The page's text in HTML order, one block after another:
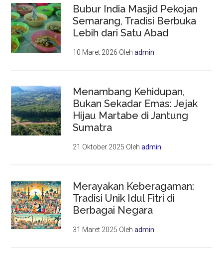
Bubur India Masjid Pekojan
Semarang, Tradisi Berbuka
Lebih dari Satu Abad
10 Maret 2026 Olehadmin
Menambang Kehidupan,
Bukan Sekadar Emas: Jejak
Hijau Martabe di Jantung
Sumatra
21 Oktober 2025 Olehadmin
Merayakan Keberagaman:
Tradisi Unik Idul Fitri di
Berbagai Negara
31 Maret 2025 Olehadmin